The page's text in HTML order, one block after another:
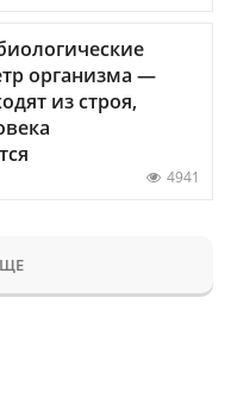
организма —
из строя,
4941